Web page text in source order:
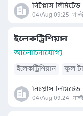
নিটপ্লাস
04/Aug 09:25
ইলেকট্রিশিয়ান
আলোচনাযোগ্য
ইলেকট্রিশিয়ান ফুল
নিটপ্লাস
04/Aug 09:24